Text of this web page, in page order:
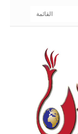
القائمة